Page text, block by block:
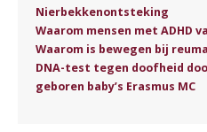
Nierbekkenontsteking
Waarom mensen met ADHD
Waarom is bewegen bij
DNA-test tegen doofheid
geboren baby’s Erasmus MC